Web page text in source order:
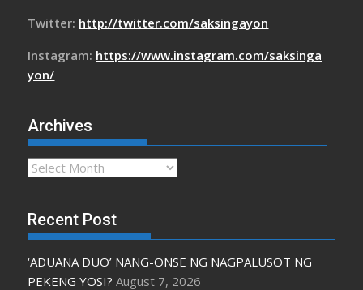
Twitter: http://twitter.com/saksingayon
Instagram: https://www.instagram.com/saksinga
yon/
Archives
Archives
Recent Post
‘ADUANA DUO’ NANG-ONSE NG NAGPALUSOT NG
PEKENG YOSI? August 7, 2026